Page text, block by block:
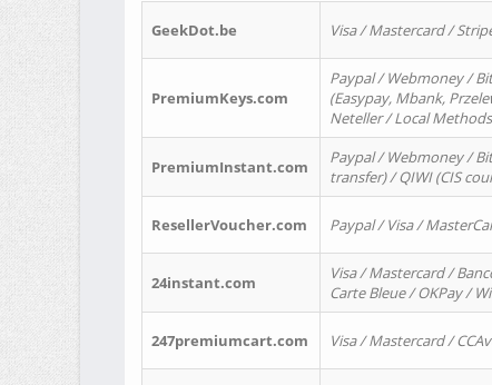
GeekDot.be Visa / Mastercard /
PremiumKeys.com
Paypal / Webmoney /
(Easypay, Mbank,
Neteller / Local
PremiumInstant.com
Paypal / Webmoney /
transfer) / QIWI (CIS
ResellerVoucher.com Paypal / Visa /
24instant.com
Visa / Mastercard /
Carte Bleue / OKPay /
247premiumcart.com Visa / Mastercard /